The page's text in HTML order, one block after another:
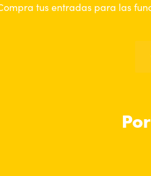
tus entradas para las